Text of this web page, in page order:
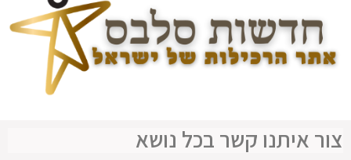
צור איתנו קשר בכל נושא